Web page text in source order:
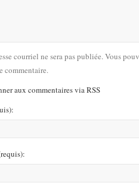
courriel ne sera pas publiée. Vous
commentaire.
aux commentaires via RSS
:
: